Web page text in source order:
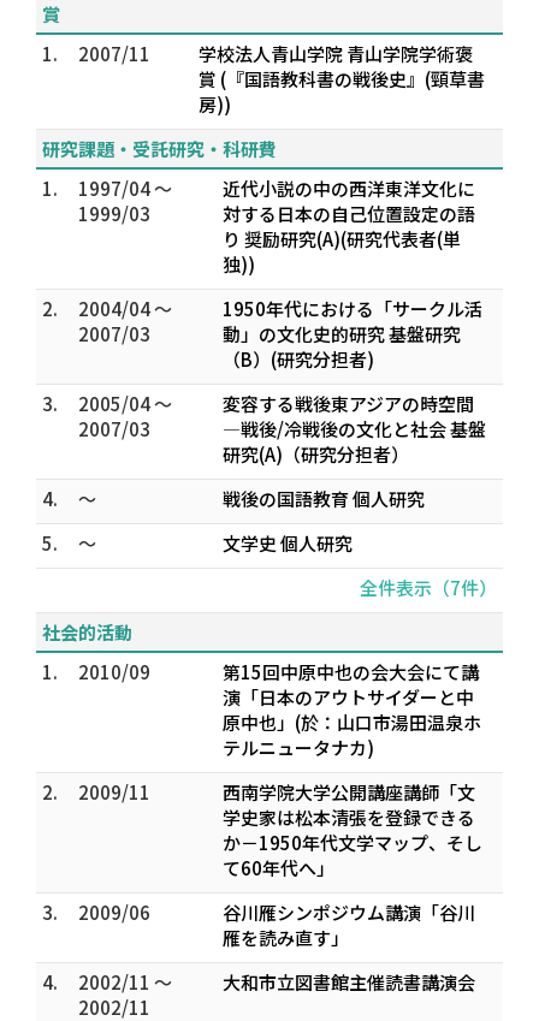
賞
1.
2007/11
学校法人青山学院 青山学院学術褒
賞 (『国語教科書の戦後史』(頸草書
房))
研究課題・受託研究・科研費
1.
1997/04 ～
1999/03
近代小説の中の西洋東洋文化に
対する日本の自己位置設定の語
り 奨励研究(A)(研究代表者(単
独))
2.
2004/04 ～
2007/03
1950年代における「サークル活
動」の文化史的研究 基盤研究
（B）(研究分担者)
3.
2005/04 ～
2007/03
変容する戦後東アジアの時空間
―戦後/冷戦後の文化と社会 基盤
研究(A)（研究分担者）
4.
～
戦後の国語教育 個人研究
5.
～
文学史 個人研究
全件表示（7件）
社会的活動
1.
2010/09
第15回中原中也の会大会にて講
演「日本のアウトサイダーと中
原中也」(於：山口市湯田温泉ホ
テルニュータナカ)
2.
2009/11
西南学院大学公開講座講師「文
学史家は松本清張を登録できる
か－1950年代文学マップ、そし
て60年代へ」
3.
2009/06
谷川雁シンポジウム講演「谷川
雁を読み直す」
4.
2002/11 ～
2002/11
大和市立図書館主催読書講演会